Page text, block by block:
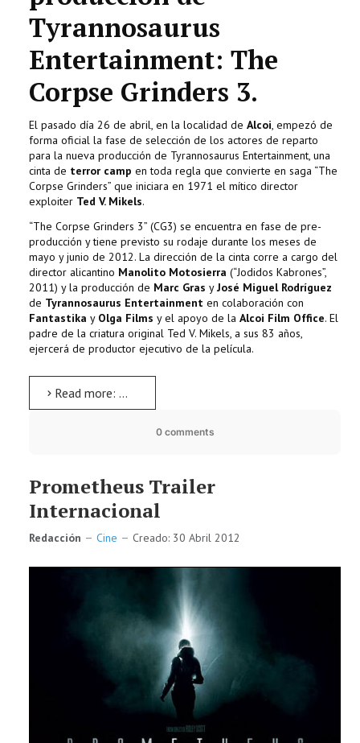
Tyrannosaurus
Entertainment: The
Corpse Grinders 3.
El pasado día 26 de abril, en la localidad de Alcoi , empezó de
forma oficial la fase de selección de los actores de reparto
para la nueva producción de Tyrannosaurus Entertainment, una
cinta de terror camp en toda regla que convierte en saga “The
Corpse Grinders” que iniciara en 1971 el mítico director
exploiter Ted V. Mikels.
“The Corpse Grinders 3” (CG3) se encuentra en fase de pre-
producción y tiene previsto su rodaje durante los meses de
mayo y junio de 2012. La dirección de la cinta corre a cargo del
director alicantino Manolito Motosierra (“Jodidos Kabrones”,
2011) y la producción de Marc Gras yJosé Miguel Rodríguez
de Tyrannosaurus Entertainment en colaboración con
Fantastika y Olga Films y el apoyo de la Alcoi Film Office. El
padre de la criatura original Ted V. Mikels, a sus 83 años,
ejercerá de productor ejecutivo de la película.
Read more: THE CORPSE GRINDERS 3
0 comments
Prometheus Trailer
Internacional
Redacción Cine Creado: 30 Abril 2012